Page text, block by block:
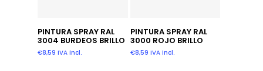
Añadir Al Carrito
PINTURA SPRAY RAL
3004 BURDEOS BRILLO
€8,59 IVA incl.
Añadir Al Carrito
PINTURA SPRAY RAL
3000 ROJO BRILLO
€8,59 IVA incl.